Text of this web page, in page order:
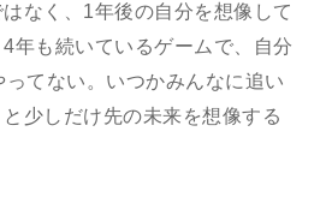
なく、1年後の自分を想像して
年も続いているゲームで、自分
てない。いつかみんなに追い
少しだけ先の未来を想像する